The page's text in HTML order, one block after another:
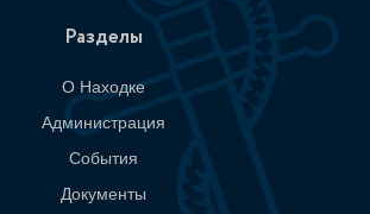
Разделы
О Находке
Администрация
События
Документы